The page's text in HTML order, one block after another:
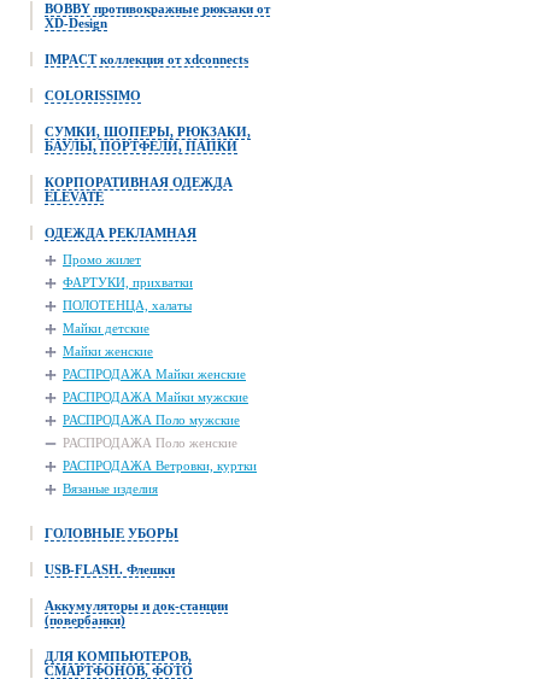
BOBBY противокражные рюкзаки от
XD-Design
IMPACT коллекция от xdconnects
COLORISSIMO
СУМКИ, ШОПЕРЫ, РЮКЗАКИ,
БАУЛЫ, ПОРТФЕЛИ, ПАПКИ
КОРПОРАТИВНАЯ ОДЕЖДА
ELEVATE
ОДЕЖДА РЕКЛАМНАЯ
Промо жилет
ФАРТУКИ, прихватки
ПОЛОТЕНЦА, халаты
Майки детские
Майки женские
РАСПРОДАЖА Майки женские
РАСПРОДАЖА Майки мужские
РАСПРОДАЖА Поло мужские
РАСПРОДАЖА Поло женские
РАСПРОДАЖА Ветровки, куртки
Вязаные изделия
ГОЛОВНЫЕ УБОРЫ
USB-FLASH. Флешки
Аккумуляторы и док-станции
(повербанки)
ДЛЯ КОМПЬЮТЕРОВ,
СМАРТФОНОВ, ФОТО